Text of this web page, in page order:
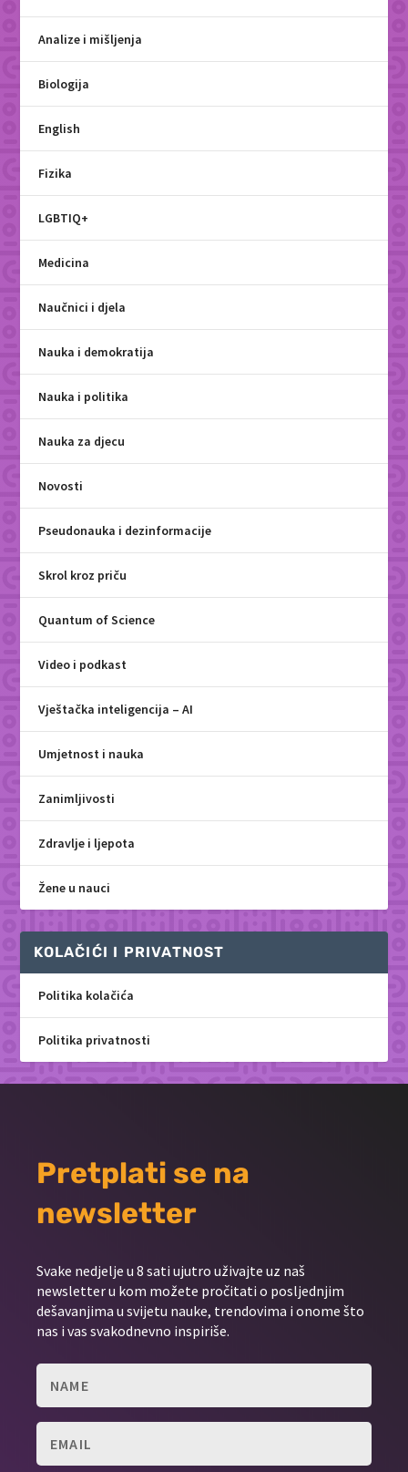
Analize i mišljenja
Biologija
English
Fizika
LGBTIQ+
Medicina
Naučnici i djela
Nauka i demokratija
Nauka i politika
Nauka za djecu
Novosti
Pseudonauka i dezinformacije
Skrol kroz priču
Quantum of Science
Video i podkast
Vještačka inteligencija – AI
Umjetnost i nauka
Zanimljivosti
Zdravlje i ljepota
Žene u nauci
KOLAČIĆI I PRIVATNOST
Politika kolačića
Politika privatnosti
Pretplati se na
newsletter
Svake nedjelje u 8 sati ujutro uživajte uz naš
newsletter u kom možete pročitati o posljednjim
dešavanjima u svijetu nauke, trendovima i onome što
nas i vas svakodnevno inspiriše.